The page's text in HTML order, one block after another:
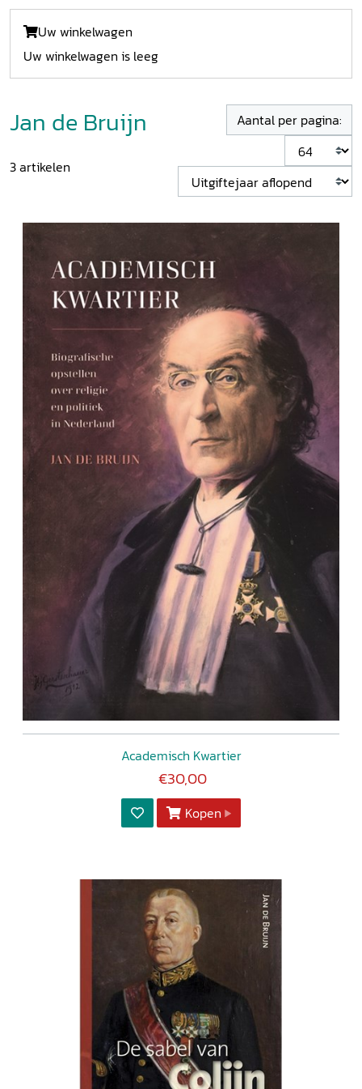
Uw winkelwagen
Uw winkelwagen is leeg
Jan de Bruijn
3artikelen
Aantal per pagina:
Academisch Kwartier
€30,00
Kopen